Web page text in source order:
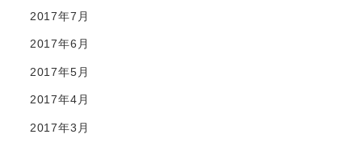
2017年7月
2017年6月
2017年5月
2017年4月
2017年3月